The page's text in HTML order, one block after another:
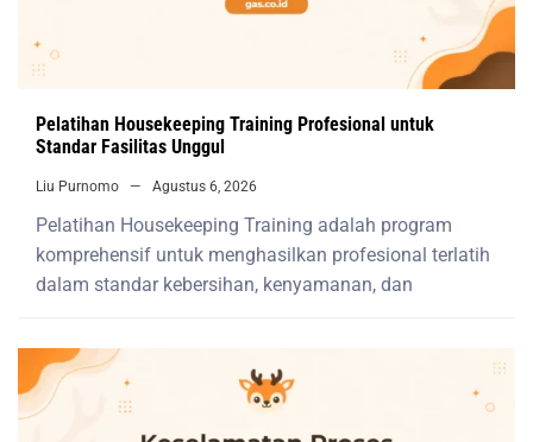
Pelatihan Housekeeping Training Profesional untuk
Standar Fasilitas Unggul
Liu Purnomo Agustus 6, 2026
Pelatihan Housekeeping Training adalah program
komprehensif untuk menghasilkan profesional terlatih
dalam standar kebersihan, kenyamanan, dan